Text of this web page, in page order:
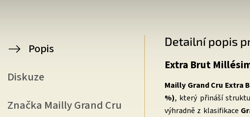
Popis
Diskuze
Značka Mailly Grand Cru
Detailní popis
Extra Brut
Mailly Grand Cru Extra
%), který přináší
výhradně z klasifikace